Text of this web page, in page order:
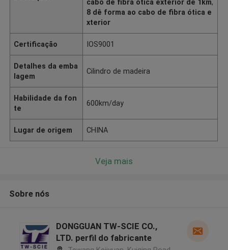
cabo de fibra ótica exterior de 1km,
8 dê forma ao cabo de fibra ótica e
xterior
Certificação IOS9001
Detalhes da emba
lagem
Cilindro de madeira
Habilidade da fon
te
600km/day
Lugar de origem CHINA
Veja mais
Sobre nós
DONGGUAN TW-SCIE CO.,
LTD. perfil do fabricante